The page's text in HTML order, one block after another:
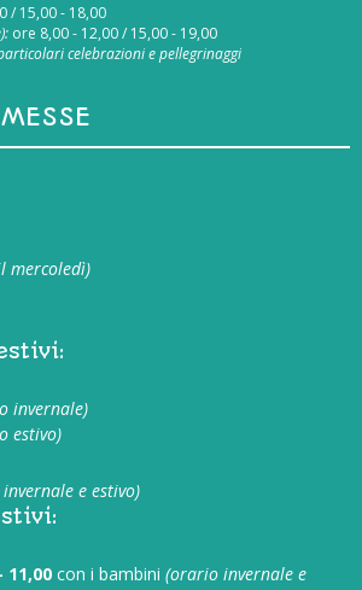
/ 15,00 - 18,00
ore 8,00 - 12,00 / 15,00 - 19,00
celebrazioni e pellegrinaggi
mercoledì)
invernale)
estivo)
e estivo)
11,00 con i bambini (orario invernale e